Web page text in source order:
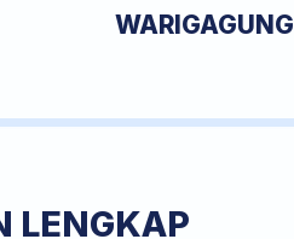
WARIGAGUNG
LENGKAP